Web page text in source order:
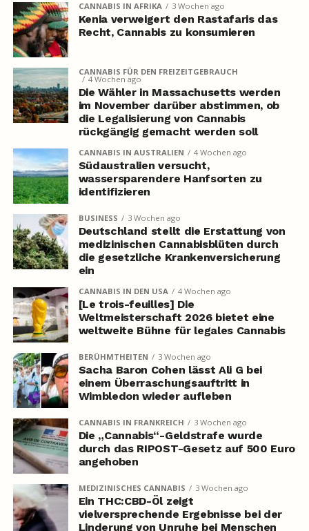
CANNABIS IN AFRIKA 3 Wochen ago
Kenia verweigert den Rastafaris das
Recht, Cannabis zu konsumieren
CANNABIS FÜR DEN FREIZEITGEBRAUCH
4 Wochen ago
Die Wähler in Massachusetts werden
im November darüber abstimmen, ob
die Legalisierung von Cannabis
rückgängig gemacht werden soll
CANNABIS IN AUSTRALIEN 4 Wochen ago
Südaustralien versucht,
wassersparendere Hanfsorten zu
identifizieren
BUSINESS 3 Wochen ago
Deutschland stellt die Erstattung von
medizinischen Cannabisblüten durch
die gesetzliche Krankenversicherung
ein
CANNABIS IN DEN USA 4 Wochen ago
[Le trois-feuilles] Die
Weltmeisterschaft 2026 bietet eine
weltweite Bühne für legales Cannabis
BERÜHMTHEITEN 3 Wochen ago
Sacha Baron Cohen lässt Ali G bei
einem Überraschungsauftritt in
Wimbledon wieder aufleben
CANNABIS IN FRANKREICH 3 Wochen ago
Die „Cannabis“-Geldstrafe wurde
durch das RIPOST-Gesetz auf 500 Euro
angehoben
MEDIZINISCHES CANNABIS 3 Wochen ago
Ein THC:CBD-Öl zeigt
vielversprechende Ergebnisse bei der
Linderung von Unruhe bei Menschen